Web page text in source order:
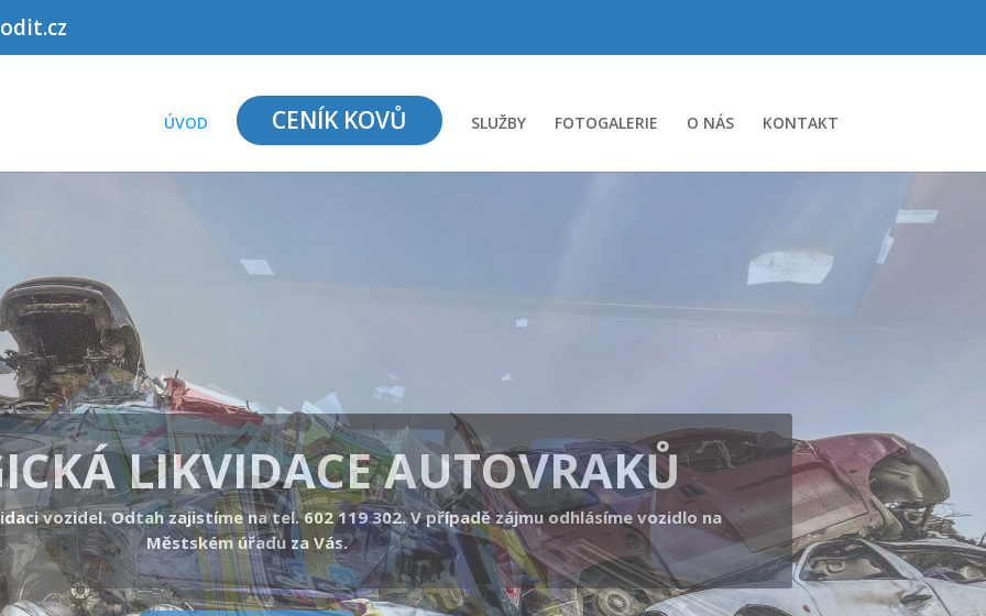
ÚVOD CENÍK KOVŮ SLUŽBY FOTOGALERIE O NÁS KONTAKT
VÝKUP PAPÍRU
starý papír, noviny, časopisy, knihy bez pevné vazby, letáky.
lepenku, karton, krabičky a přeložky na vejce.